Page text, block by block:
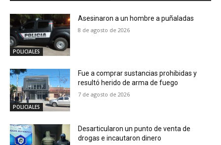
POLICIALES
Asesinaron a un hombre a puñaladas
8 de agosto de 2026
POLICIALES
Fue a comprar sustancias prohibidas y
resultó herido de arma de fuego
7 de agosto de 2026
Desarticularon un punto de venta de
drogas e incautaron dinero